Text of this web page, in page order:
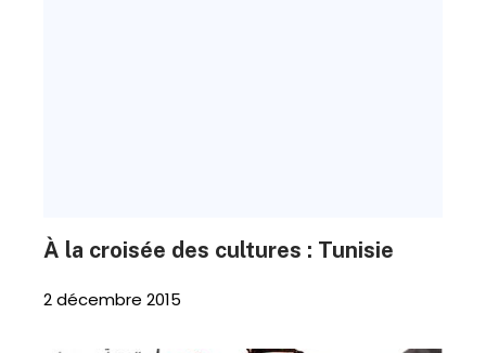
À la croisée des cultures : Tunisie
2 décembre 2015